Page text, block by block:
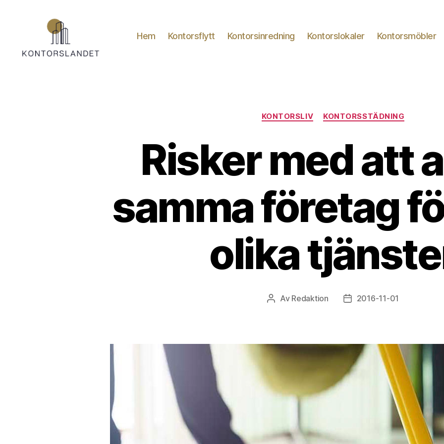
Hem Kontorsflytt Kontorsinredning Kontorslokaler Kontorsmöbler
Kategorier
KONTORSLIV KONTORSSTÄDNING
Risker med att
samma företag
olika
Inläggsförfattare
Av Redaktion Inläggsdatum
2016-11-01